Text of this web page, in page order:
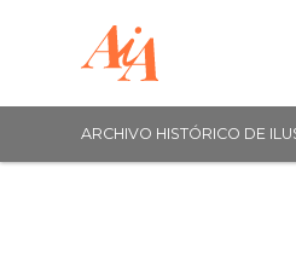
ARCHIVO HISTÓRICO DE